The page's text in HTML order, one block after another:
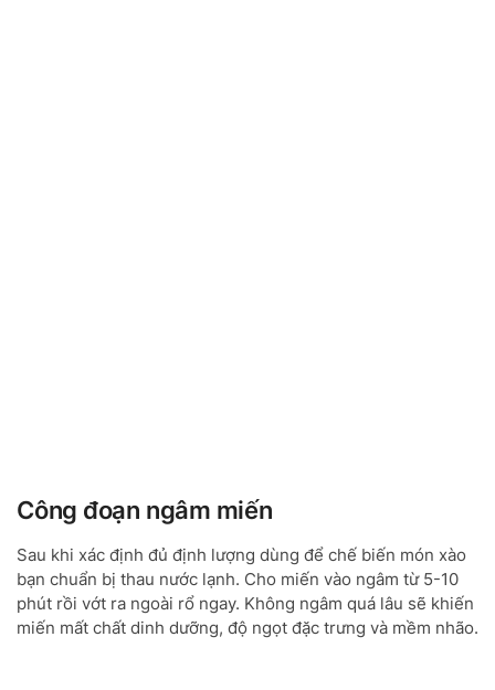
Công đoạn ngâm miến
Sau khi xác định đủ định lượng dùng để chế biến món xào
bạn chuẩn bị thau nước lạnh. Cho miến vào ngâm từ 5-10
phút rồi vớt ra ngoài rổ ngay. Không ngâm quá lâu sẽ khiến
miến mất chất dinh dưỡng, độ ngọt đặc trưng và mềm nhão.